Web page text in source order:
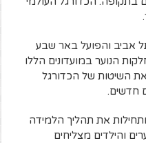
אביב והפועל באר שבע
הנוער במועדונים הללו
את השיטות של הכדורגל
חדשים.
את תהליך הלמידה
והילדים מצליחים